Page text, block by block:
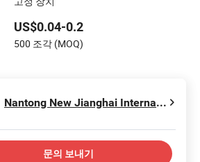
US$0.04-0.2
500 조각 (MOQ)
Nantong New Jianghai Internation Trade Co., Ltd.
문의 보내기